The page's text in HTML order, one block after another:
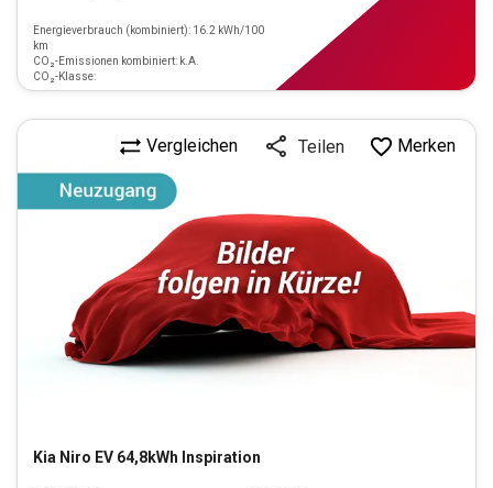
Energieverbrauch (kombiniert): 16.2 kWh/100
km
CO₂-Emissionen kombiniert: k.A.
CO₂-Klasse:
Kia Niro EV 64,8kWh Inspiration
Vergleichen Teilen Merken